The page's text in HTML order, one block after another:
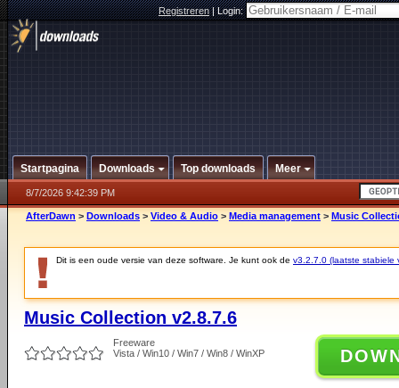
Registreren|Login:
Startpagina Downloads Top downloads Meer
8/7/2026 9:42:39 PM
AfterDawn > Downloads > Video & Audio > Media management > Music
Dit is een oude versie van deze software. Je kunt ook de v3.2.7.0 (laatste stabiele
Music Collection v2.8.7.6
Freeware
Vista / Win10 / Win7 / Win8 / WinXP